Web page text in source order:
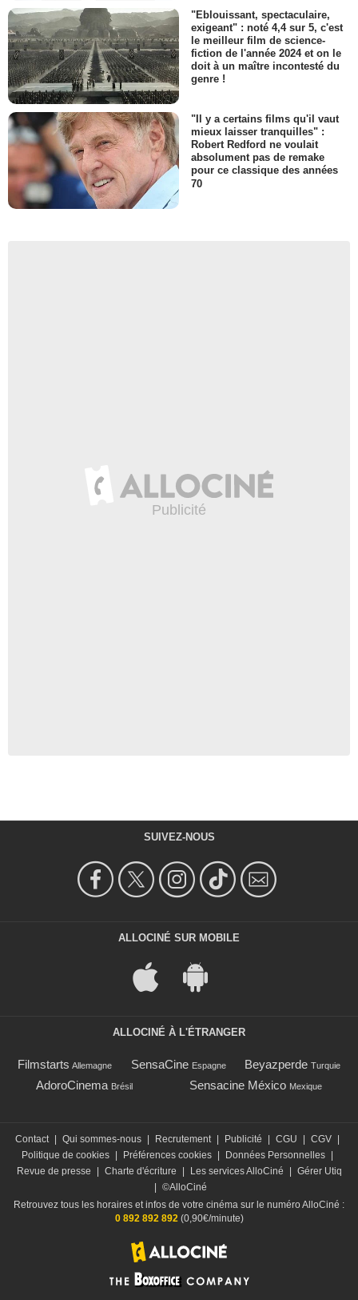
"Eblouissant, spectaculaire,
exigeant" : noté 4,4 sur 5, c'est
le meilleur film de science-
fiction de l'année 2024 et on le
doit à un maître incontesté du
genre !
"Il y a certains films qu'il vaut
mieux laisser tranquilles" :
Robert Redford ne voulait
absolument pas de remake
pour ce classique des années
70
SUIVEZ-NOUS
ALLOCINÉ SUR MOBILE
ALLOCINÉ À L'ÉTRANGER
Filmstarts Allemagne SensaCine Espagne Beyazperde Turquie
AdoroCinema Brésil Sensacine México Mexique
Contact | Qui sommes-nous | Recrutement | Publicité | CGU | CGV |
Politique de cookies | Préférences cookies | Données Personnelles |
Revue de presse
| Charte d'écriture | Les services AlloCiné | Gérer Utiq
| ©AlloCiné
Retrouvez tous les horaires et infos de votre cinéma sur le numéro AlloCiné :
0 892 892 892 (0,90€/minute)